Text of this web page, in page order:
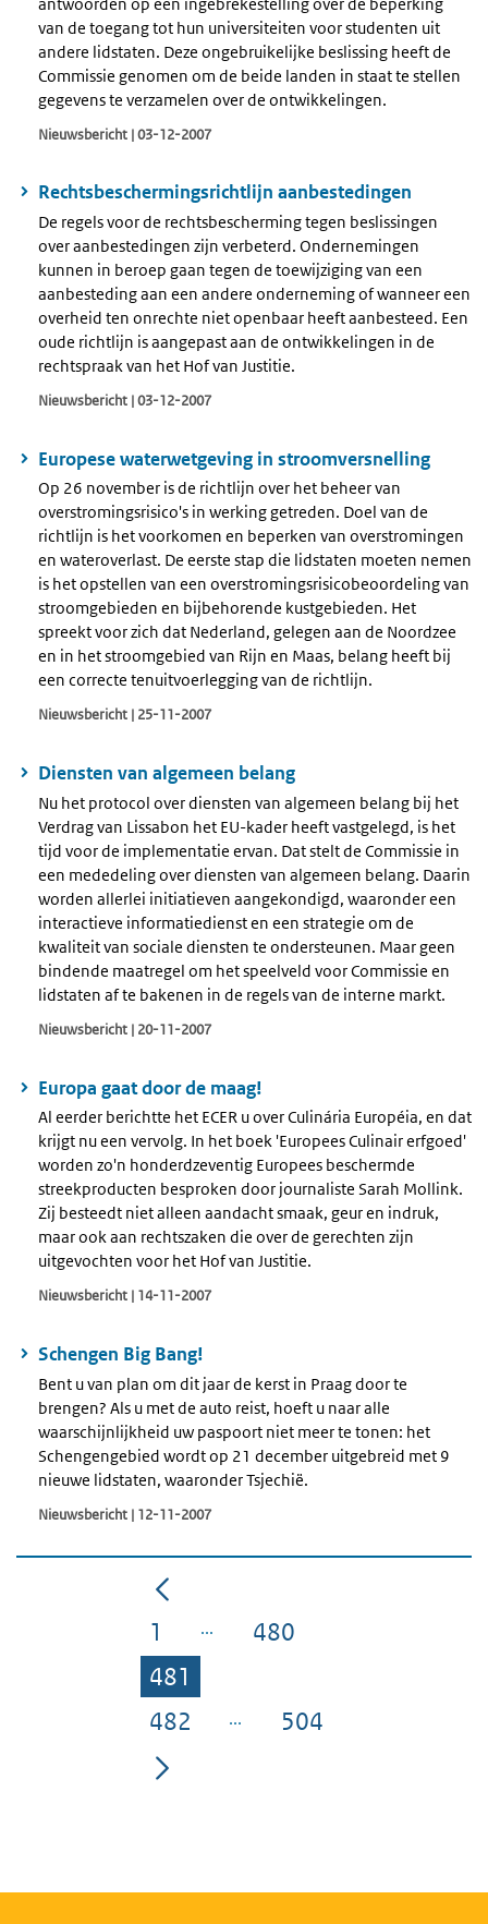
van de toegang tot hun universiteiten voor studenten uit
andere lidstaten. Deze ongebruikelijke beslissing heeft de
Commissie genomen om de beide landen in staat te stellen
gegevens te verzamelen over de ontwikkelingen.
Nieuwsbericht | 03-12-2007
Rechtsbeschermingsrichtlijn aanbestedingen
De regels voor de rechtsbescherming tegen beslissingen
over aanbestedingen zijn verbeterd. Ondernemingen
kunnen in beroep gaan tegen de toewijziging van een
aanbesteding aan een andere onderneming of wanneer een
overheid ten onrechte niet openbaar heeft aanbesteed. Een
oude richtlijn is aangepast aan de ontwikkelingen in de
rechtspraak van het Hof van Justitie.
Nieuwsbericht | 03-12-2007
Europese waterwetgeving in stroomversnelling
Op 26 november is de richtlijn over het beheer van
overstromingsrisico's in werking getreden. Doel van de
richtlijn is het voorkomen en beperken van overstromingen
en wateroverlast. De eerste stap die lidstaten moeten nemen
is het opstellen van een overstromingsrisicobeoordeling van
stroomgebieden en bijbehorende kustgebieden. Het
spreekt voor zich dat Nederland, gelegen aan de Noordzee
en in het stroomgebied van Rijn en Maas, belang heeft bij
een correcte tenuitvoerlegging van de richtlijn.
Nieuwsbericht | 25-11-2007
Diensten van algemeen belang
Nu het protocol over diensten van algemeen belang bij het
Verdrag van Lissabon het EU-kader heeft vastgelegd, is het
tijd voor de implementatie ervan. Dat stelt de Commissie in
een mededeling over diensten van algemeen belang. Daarin
worden allerlei initiatieven aangekondigd, waaronder een
interactieve informatiedienst en een strategie om de
kwaliteit van sociale diensten te ondersteunen. Maar geen
bindende maatregel om het speelveld voor Commissie en
lidstaten af te bakenen in de regels van de interne markt.
Nieuwsbericht | 20-11-2007
Europa gaat door de maag!
Al eerder berichtte het ECER u over Culinária Européia, en dat
krijgt nu een vervolg. In het boek 'Europees Culinair erfgoed'
worden zo'n honderdzeventig Europees beschermde
streekproducten besproken door journaliste Sarah Mollink.
Zij besteedt niet alleen aandacht smaak, geur en indruk,
maar ook aan rechtszaken die over de gerechten zijn
uitgevochten voor het Hof van Justitie.
Nieuwsbericht | 14-11-2007
Schengen Big Bang!
Bent u van plan om dit jaar de kerst in Praag door te
brengen? Als u met de auto reist, hoeft u naar alle
waarschijnlijkheid uw paspoort niet meer te tonen: het
Schengengebied wordt op 21 december uitgebreid met 9
nieuwe lidstaten, waaronder Tsjechië.
Nieuwsbericht | 12-11-2007
Pagina
1 Pagina
480
Pagina
481
Pagina
482 Pagina
504